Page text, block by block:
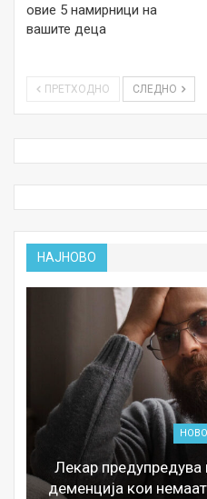
овие 5 намирници на
вашите деца
ПРЕТХОДНО СЛЕДНО
НАЈНОВО
Лекар предупредува
деменција кои